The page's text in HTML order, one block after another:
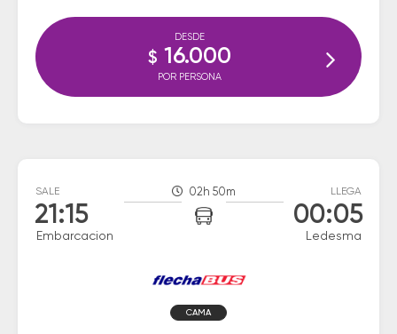
DESDE
$ 16.000
POR PERSONA
SALE
21:15
Embarcacion
02h 50m LLEGA
00:05
Ledesma
CAMA